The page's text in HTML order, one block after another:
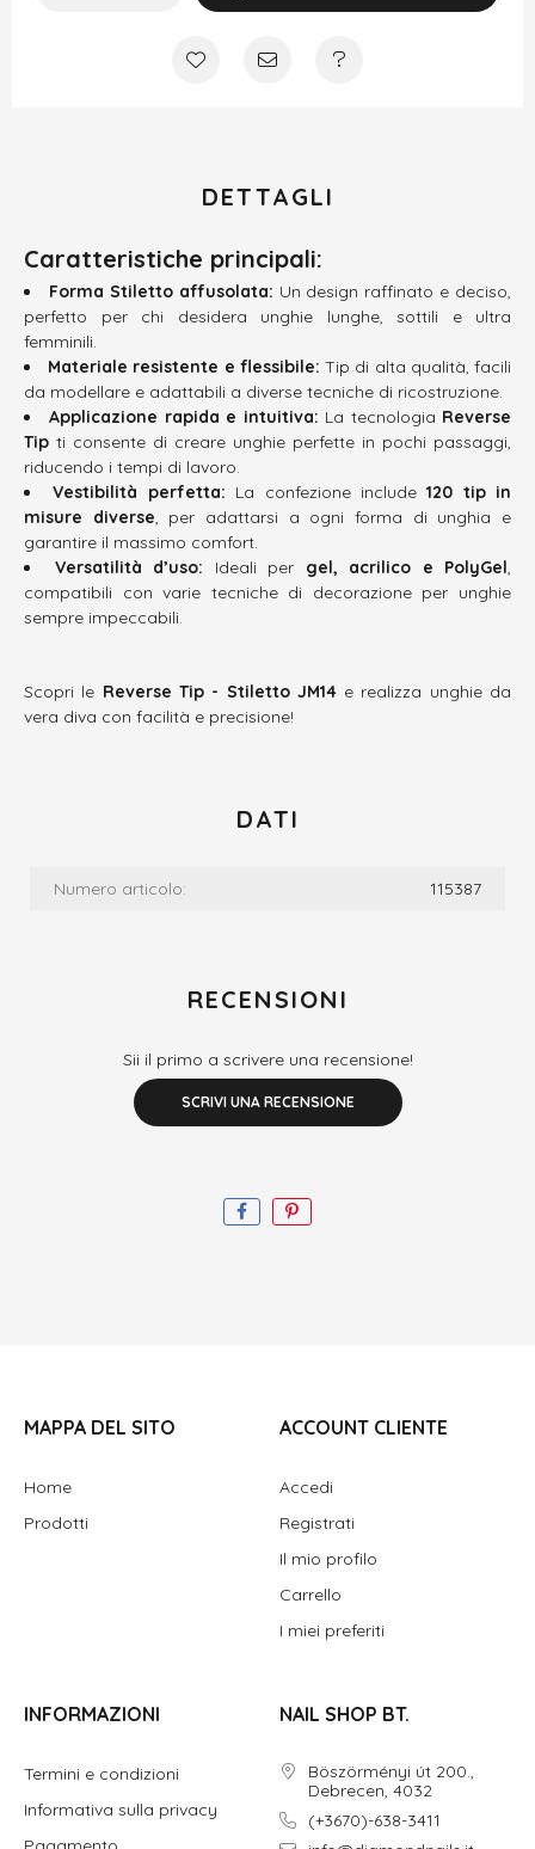
DETTAGLI
Caratteristiche principali:
Forma Stiletto affusolata: Un design raffinato e deciso,
perfetto per chi desidera unghie lunghe, sottili e ultra
femminili.
Materiale resistente e flessibile: Tip di alta qualità, facili
da modellare e adattabili a diverse tecniche di ricostruzione.
Applicazione rapida e intuitiva: La tecnologia Reverse
Tip ti consente di creare unghie perfette in pochi passaggi,
riducendo i tempi di lavoro.
Vestibilità perfetta: La confezione include120 tip in
misure diverse, per adattarsi a ogni forma di unghia e
garantire il massimo comfort.
Versatilità d’uso: Ideali per gel, acrilico e PolyGel,
compatibili con varie tecniche di decorazione per unghie
sempre impeccabili.
Scopri le Reverse Tip - Stiletto JM14e realizza unghie da
vera diva con facilità e precisione!
DATI
Numero articolo: 115387
RECENSIONI
Sii il primo a scrivere una recensione!
SCRIVI UNA RECENSIONE
MAPPA DEL SITO
Home
Prodotti
ACCOUNT CLIENTE
Accedi
Registrati
Il mio profilo
Carrello
I miei preferiti
INFORMAZIONI
Termini e condizioni
Informativa sulla privacy
NAIL SHOP BT.
Böszörményi út 200.,
Debrecen, 4032
(+3670)-638-3411